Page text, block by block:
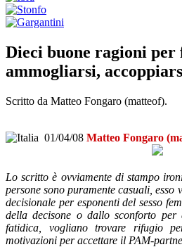
Dieci buone ragioni per
ammogliarsi,
Scritto da Matteo Fongaro (matteof).
01/04/08 Matteo Fongaro
Lo scritto è ovviamente di stampo
persone sono puramente casuali, esso
decisionale per esponenti del sesso
della decisone o dallo sconforto per
fatidica, vogliano trovare rifugio
motivazioni per accettare il PAM-